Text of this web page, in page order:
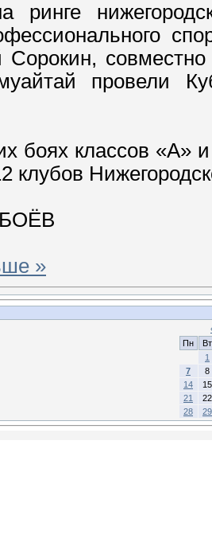
ринге
Сорокин,
провели
боях классов «А»
клубов
»
Пн
Вт
1
7
8
14
15
21
22
28
29